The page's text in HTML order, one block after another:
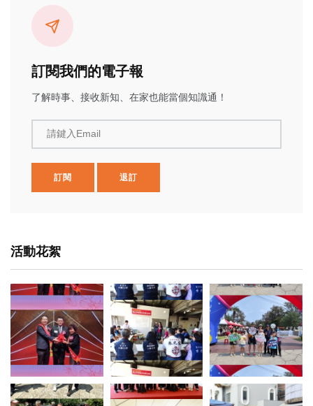
訂閱我們的電子報
了解時事、接收新知、在家也能當個知識通！
請鍵入Email
訂閱 退訂
活動花絮